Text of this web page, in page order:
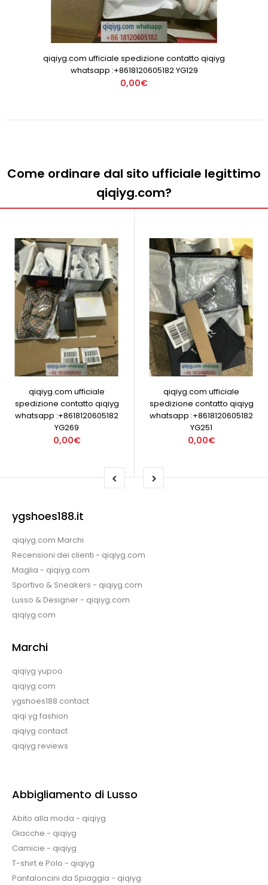
qiqiyg.com ufficiale spedizione contatto qiqiyg
whatsapp :+8618120605182 YG129
0,00€
Come ordinare dal sito ufficiale legittimo
qiqiyg.com?
qiqiyg.com ufficiale
spedizione contatto qiqiyg
whatsapp :+8618120605182
YG269
0,00€
qiqiyg.com ufficiale
spedizione contatto qiqiyg
whatsapp :+8618120605182
YG251
0,00€
ygshoes188.it
qiqiyg.com Marchi
Recensioni dei clienti - qiqiyg.com
Maglia - qiqiyg.com
Sportivo & Sneakers - qiqiyg.com
Lusso & Designer - qiqiyg.com
qiqiyg.com
Marchi
qiqiyg yupoo
qiqiyg.com
ygshoes188 contact
qiqi yg fashion
qiqiyg contact
qiqiyg reviews
Abbigliamento di Lusso
Abito alla moda - qiqiyg
Giacche - qiqiyg
Camicie - qiqiyg
T-shirt e Polo - qiqiyg
Pantaloncini da Spiaggia - qiqiyg